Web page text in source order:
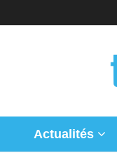
Actualités